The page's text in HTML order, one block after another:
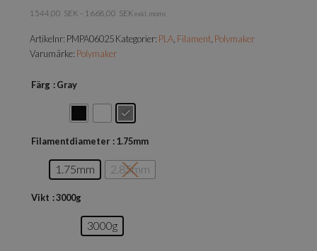
1544,00 SEK – 1668,00 SEK exkl. moms
Artikelnr: PMPA06025Kategorier: PLA Filament Polymaker
Varumärke: Polymaker
Färg : Gray
Filamentdiameter : 1.75mm
1.75mm 2.85mm
Vikt : 3000g
3000g